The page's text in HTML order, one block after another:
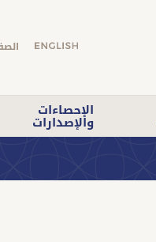
الإحصاءات
والإصدارات